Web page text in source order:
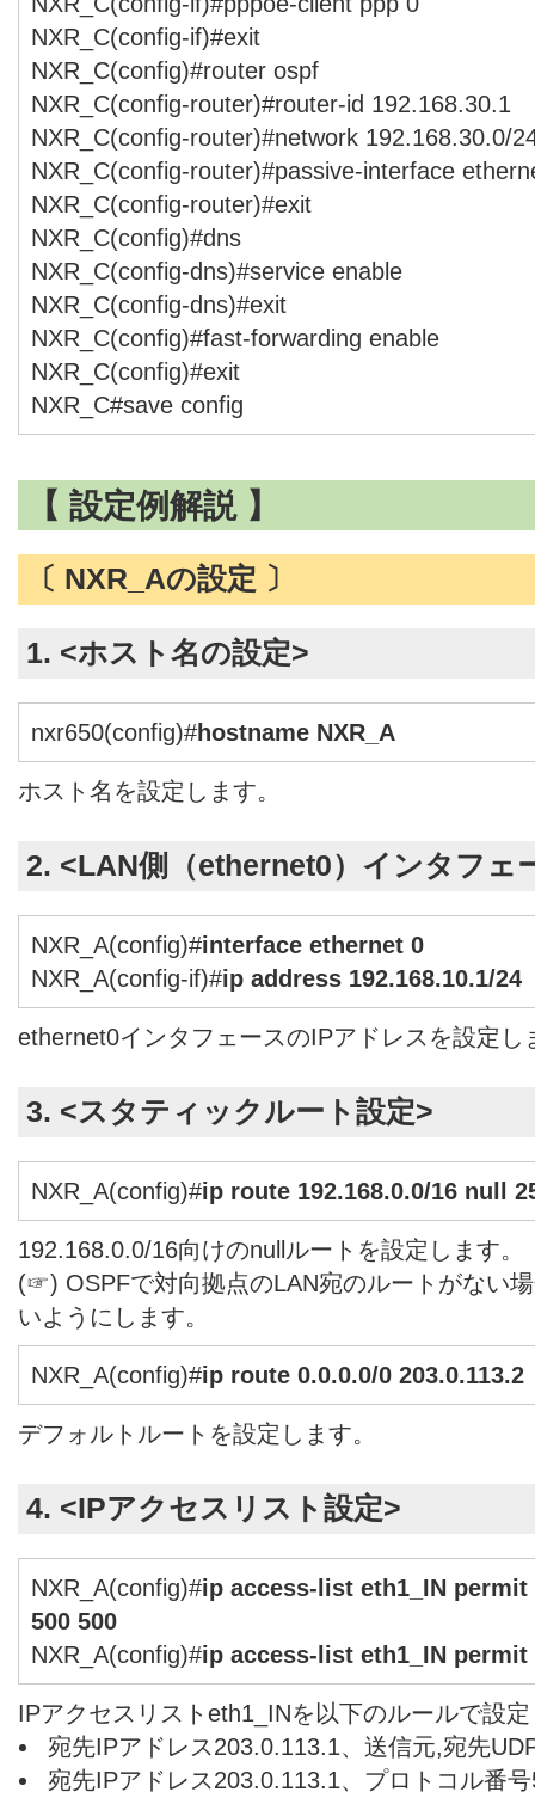
NXR_C(config-if)#exit
NXR_C(config)#router ospf
NXR_C(config-router)#router-id 192.168.30.1
NXR_C(config-router)#network 192.168.30.0/
NXR_C(config-router)#passive-interface
NXR_C(config-router)#exit
NXR_C(config)#dns
NXR_C(config-dns)#service enable
NXR_C(config-dns)#exit
NXR_C(config)#fast-forwarding enable
NXR_C(config)#exit
NXR_C#save config
【 設定例解説 】
〔 NXR_Aの設定 〕
1. <ホスト名の設定>
nxr650(config)#hostname NXR_A
ホスト名を設定します。
2. <LAN側（ethernet0）インタフェ
NXR_A(config)#interface ethernet 0
NXR_A(config-if)#ip address 192.168.10.1/24
ethernet0インタフェースのIPアドレスを設定し
3. <スタティックルート設定>
NXR_A(config)#ip route 192.168.0.0/16 null
192.168.0.0/16向けのnullルートを設定します。
(☞) OSPFで対向拠点のLAN宛のルートがない
いようにします。
NXR_A(config)#ip route 0.0.0.0/0 203.0.113.2
デフォルトルートを設定します。
4. <IPアクセスリスト設定>
NXR_A(config)#ip access-list eth1_IN permit
500 500
NXR_A(config)#ip access-list eth1_IN permit
IPアクセスリストeth1_INを以下のルールで設
宛先IPアドレス203.0.113.1、送信元,宛先
宛先IPアドレス203.0.113.1、プロトコル番